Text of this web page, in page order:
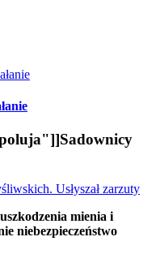
Usłyszał zarzuty
mienia i
niebezpieczeństwo